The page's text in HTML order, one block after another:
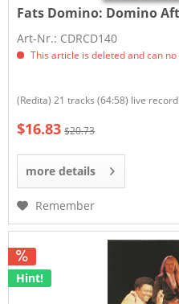
Fats Domino: Domino
Art-Nr.: CDRCD140
This article is deleted and can
(Redita) 21 tracks (64:58) live
$16.83 $20.73
more details
Remember
Hint!